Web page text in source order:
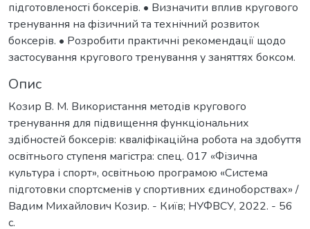
підготовленості боксерів. • Визначити вплив кругового
тренування на фізичний та технічний розвиток
боксерів. • Розробити практичні рекомендації щодо
застосування кругового тренування у заняттях боксом.
Опис
Козир В. М. Використання методів кругового
тренування для підвищення функціональних
здібностей боксерів: кваліфікаційна робота на здобуття
освітнього ступеня магістра: спец. 017 «Фізична
культура і спорт», освітньою програмою «Система
підготовки спортсменів у спортивних єдиноборствах» /
Вадим Михайлович Козир. - Київ; НУФВСУ, 2022. - 56
с.